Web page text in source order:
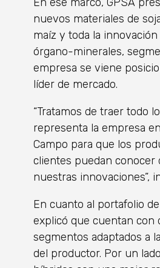
nuevos materiales de
maíz y toda la
órgano-minerales,
empresa se viene
líder de mercado.
“Tratamos de traer todo
representa la empresa
Campo para que los
clientes puedan conocer
nuestras innovaciones”,
En cuanto al portafolio
explicó que cuentan con
segmentos adaptados a
del productor. Por un